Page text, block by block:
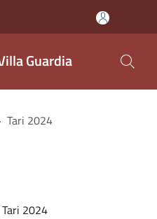
Guardia
Tari 2024
2024